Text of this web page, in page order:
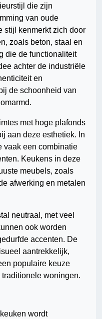
die zijn
van oude
stijl kenmerkt zich door
zoals beton, staal en
die de functionaliteit
achter de industriële
en
de schoonheid van
met hoge plafonds
aan deze esthetiek. In
vaak een combinatie
Keukens in deze
meubels, zoals
afwerking en metalen
neutraal, met veel
ook worden
accenten. De
aantrekkelijk,
populaire keuze
woningen.
wordt